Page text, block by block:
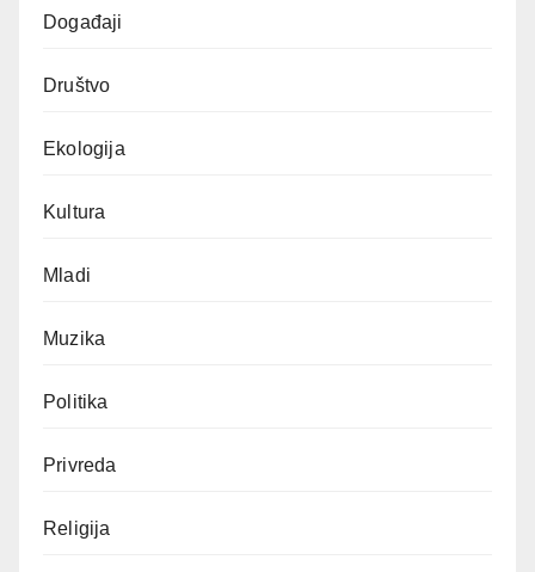
Događaji
Društvo
Ekologija
Kultura
Mladi
Muzika
Politika
Privreda
Religija